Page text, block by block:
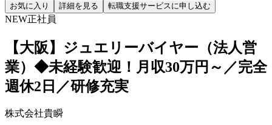
お気に入り
詳細を見る 転職支援サービスに申し込む
NEW正社員
【大阪】ジュエリーバイヤー（法人営
業）◆未経験歓迎！月収30万円～／完全
週休2日／研修充実
株式会社貴瞬